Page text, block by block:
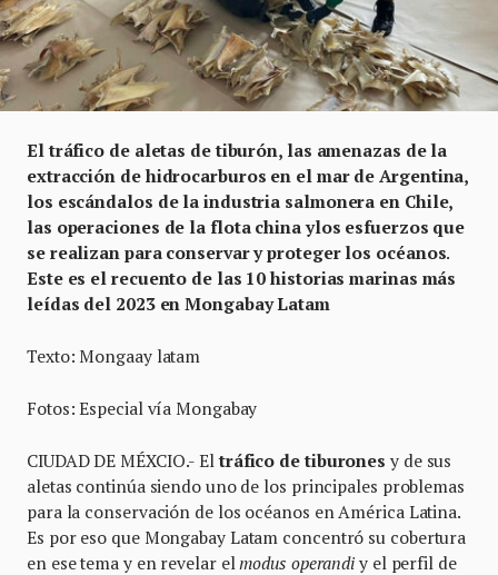
El tráfico de aletas de tiburón, las amenazas de la
extracción de hidrocarburos en el mar de Argentina,
los escándalos de la industria salmonera en Chile,
las operaciones de la flota china ylos esfuerzos que
se realizan para conservar y proteger los océanos.
Este es el recuento de las 10 historias marinas más
leídas del 2023 en Mongabay Latam
Texto: Mongaay latam
Fotos: Especial vía Mongabay
CIUDAD DE MÉXCIO.- Eltráfico de tiburones y de sus
aletas continúa siendo uno de los principales problemas
para la conservación de los océanos en América Latina.
Es por eso que Mongabay Latam concentró su cobertura
en ese tema y en revelar el modus operandi y el perfil de